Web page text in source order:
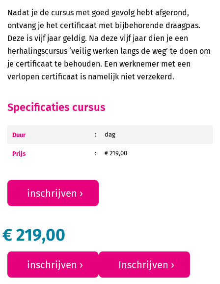
Nadat je de cursus met goed gevolg hebt afgerond,
ontvang je het certificaat met bijbehorende draagpas.
Deze is vijf jaar geldig. Na deze vijf jaar dien je een
herhalingscursus ‘veilig werken langs de weg’ te doen om
je certificaat te behouden. Een werknemer met een
verlopen certificaat is namelijk niet verzekerd.
Specificaties cursus
Duur : dag
Prijs : € 219,00
inschrijven
€ 219,00
inschrijven Inschrijven